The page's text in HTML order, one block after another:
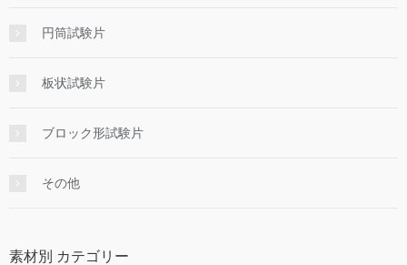
円筒試験片
板状試験片
ブロック形試験片
その他
素材別 カテゴリー